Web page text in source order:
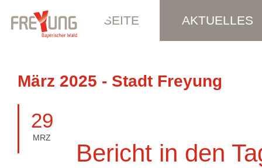
STARTSEITE AKTUELLES
März 2025 - Stadt Freyung
29
MRZ
Bericht in den